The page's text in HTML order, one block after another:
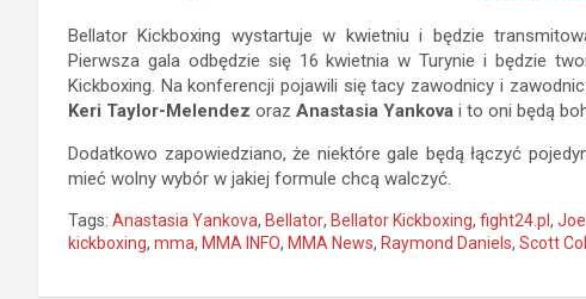
Bellator Kickboxing wystartuje w kwietniu i będzie
Pierwsza gala odbędzie się 16 kwietnia w Turynie i będzie
Kickboxing. Na konferencji pojawili się tacy zawodnicy i
Keri Taylor-Melendez oraz Anastasia Yankova i to oni będą
Dodatkowo zapowiedziano, że niektóre gale będą łączyć
mieć wolny wybór w jakiej formule chcą walczyć.
Tags: Anastasia Yankova, Bellator, Bellator Kickboxing, fight24.pl ,
kickboxing, mma, MMA INFO, MMA News, Raymond Daniels, Scott